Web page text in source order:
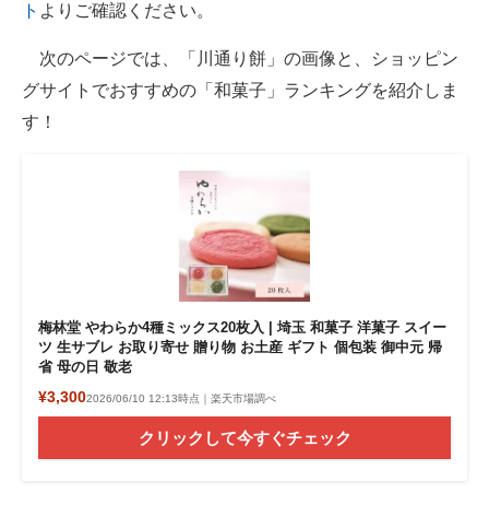
ト よりご確認ください。
次のページでは、「川通り餅」の画像と、ショッピン
グサイトでおすすめの「和菓子」ランキングを紹介しま
す！
梅林堂 やわらか4種ミックス20枚入 | 埼玉 和菓子 洋菓子 スイー
ツ 生サブレ お取り寄せ 贈り物 お土産 ギフト 個包装 御中元 帰
省 母の日 敬老
¥3,3002026/06/10 12:13時点｜楽天市場調べ
クリックして今すぐチェック